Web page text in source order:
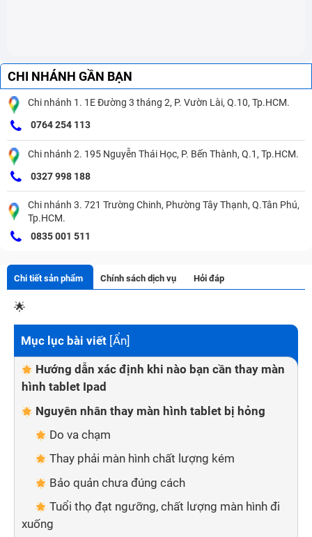
CHI NHÁNH GẦN BẠN
Chi nhánh 1. 1E Đường 3 tháng 2, P. Vườn Lài, Q.10, Tp.HCM.
0764 254 113
Chi nhánh 2. 195 Nguyễn Thái Học, P. Bến Thành, Q.1, Tp.HCM.
0327 998 188
Chi nhánh 3. 721 Trường Chinh, Phường Tây Thạnh, Q.Tân Phú,
Tp.HCM.
0835 001 511
Chi tiết sản phẩm Chính sách dịch vụ Hỏi đáp
🌟
Mục lục bài viết [Ẩn]
Hướng dẫn xác định khi nào bạn cần thay màn
hình tablet Ipad
Nguyên nhân thay màn hình tablet bị hỏng
Do va chạm
Thay phải màn hình chất lượng kém
Bảo quản chưa đúng cách
Tuổi thọ đạt ngưỡng, chất lượng màn hình đi
xuống